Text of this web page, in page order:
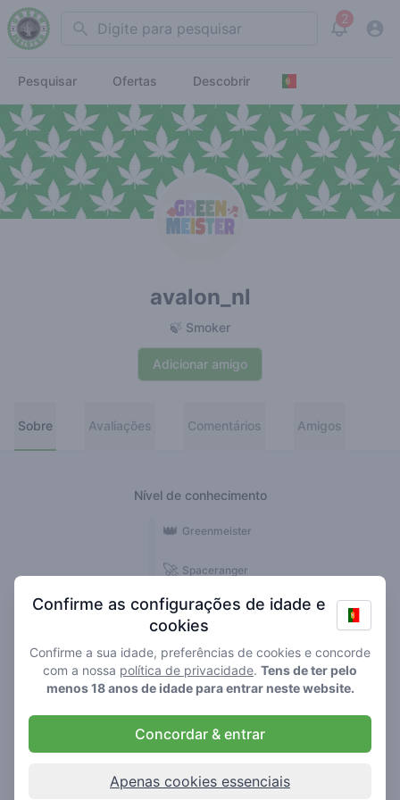
Search 2
View
Pesquisar Ofertas Descobrir
avalon_nl
🍃 Smoker
Adicionar amigo
Sobre Avaliações Comentários Amigos
Nível de conhecimento
🍃 Smoker
🌱 Roller
🥦 Stoner
🚀 Spaceranger
👑 Greenmeister
Comentários
Avaliações
Confirme as configurações de idade e
cookies
Confirme a sua idade, preferências de cookies e concorde
com a nossa política de privacidade. Tens de ter pelo
menos 18 anos de idade para entrar neste website.
Concordar & entrar
Apenas cookies essenciais